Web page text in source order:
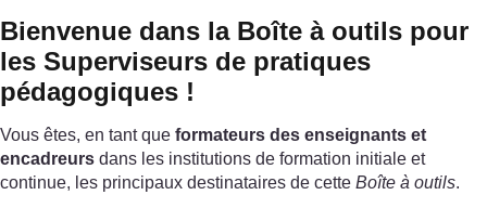
Bienvenue dans la Boîte à outils pour
les Superviseurs de pratiques
pédagogiques !
Vous êtes, en tant que formateurs des enseignants et
encadreurs dans les institutions de formation initiale et
continue, les principaux destinataires de cette Boîte à outils.